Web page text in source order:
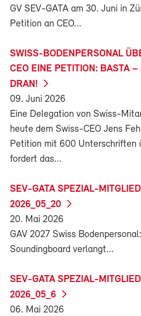
GV SEV-GATA am 30. Juni in
Petition an CEO...
SWISS-BODENPERSONAL
CEO EINE PETITION: BASTA
DRAN!
09. Juni 2026
Eine Delegation von Swiss-
heute dem Swiss-CEO Jens
Petition mit 600 Unterschriften
fordert das...
SEV-GATA SPEZIAL-
2026_05_20
20. Mai 2026
GAV 2027 Swiss
Soundingboard verlangt...
SEV-GATA SPEZIAL-
2026_05_6
06. Mai 2026